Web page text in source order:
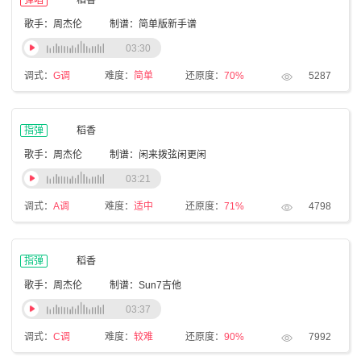
歌手：周杰伦 制谱：简单版新手谱
调式： G调 难度： 简单 还原度： 70% 5287
03:30
指弹 稻香
歌手：周杰伦 制谱：闲来拨弦闲更闲
调式： A调 难度： 适中 还原度： 71% 4798
03:21
指弹 稻香
歌手：周杰伦 制谱：Sun7吉他
调式： C调 难度： 较难 还原度： 90% 7992
03:37